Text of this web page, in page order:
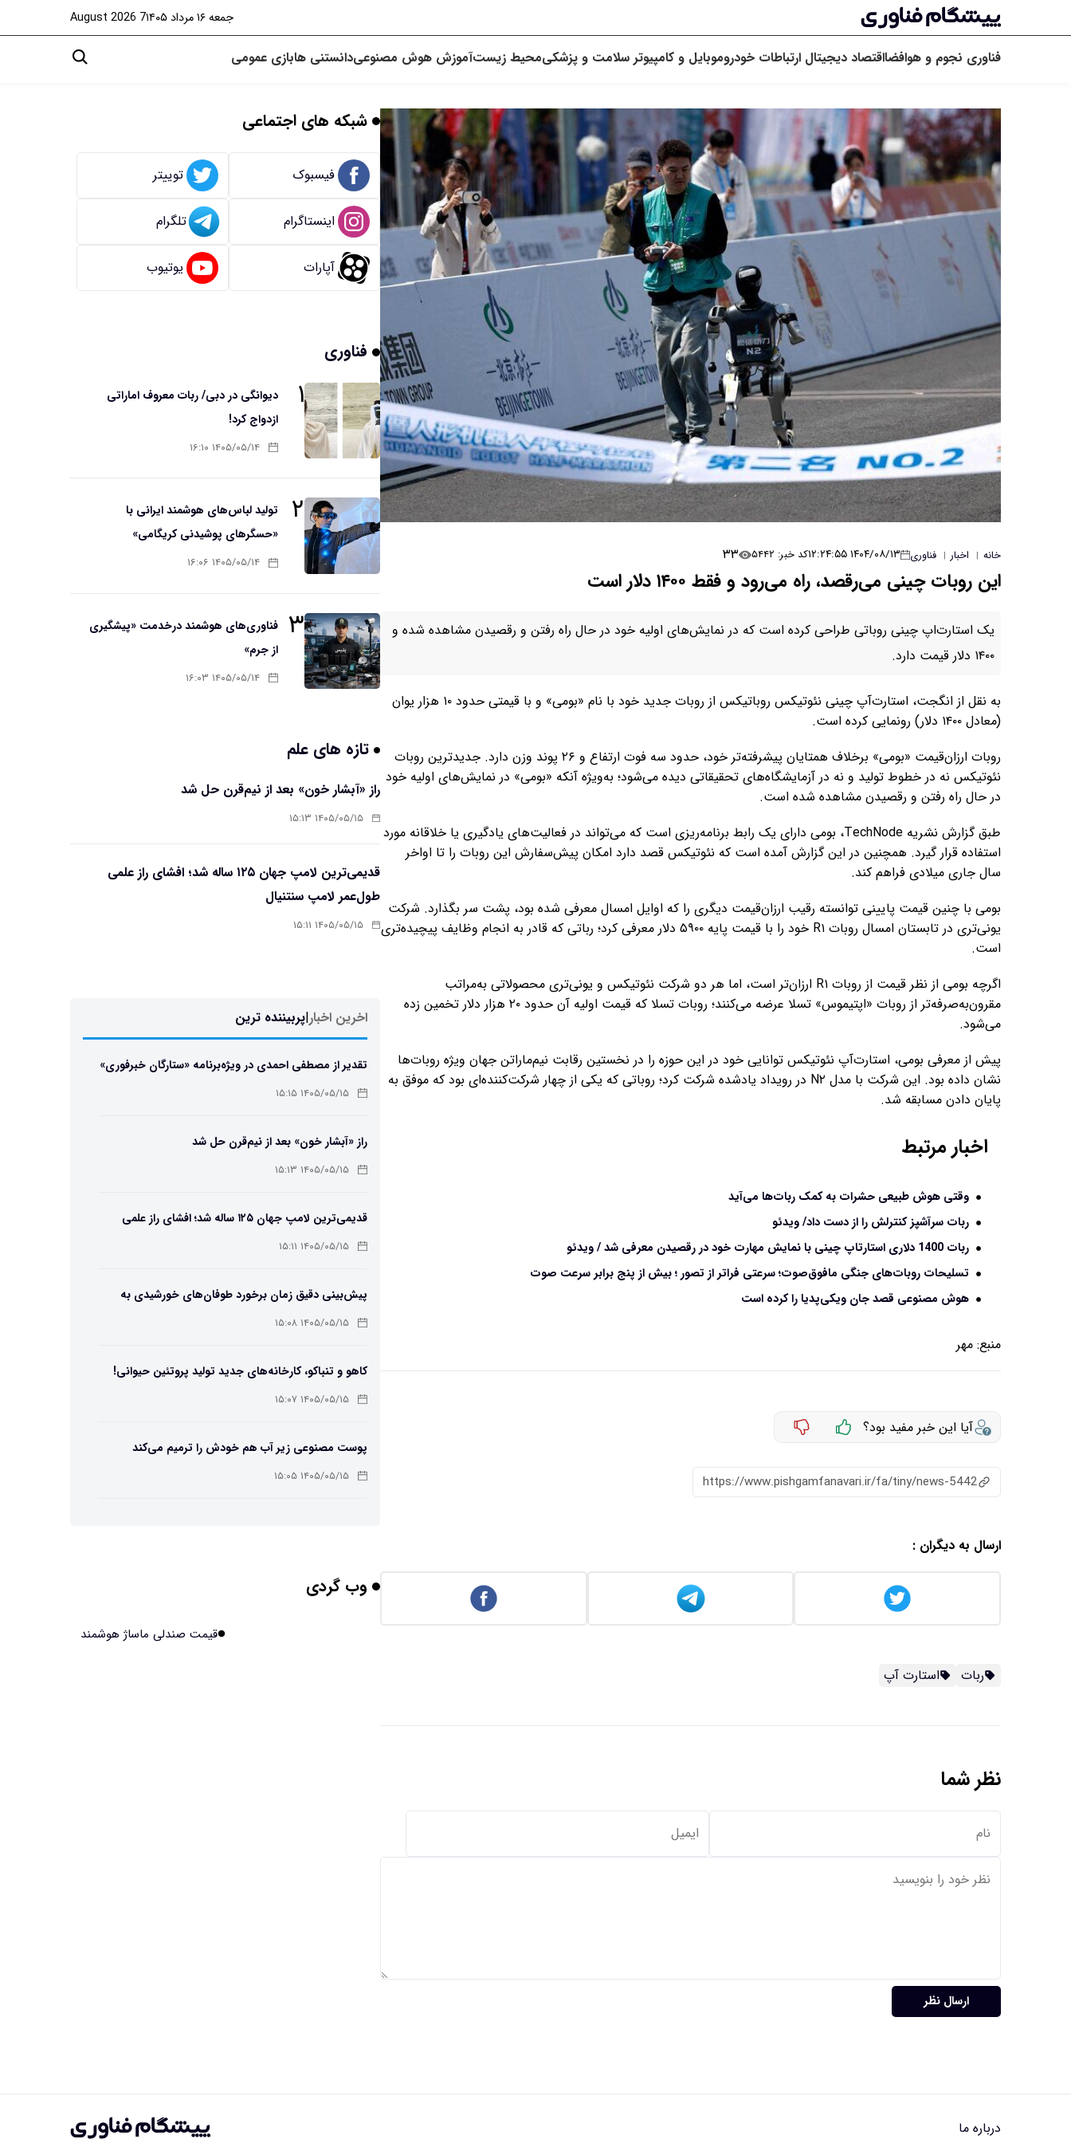
جمعه ۱۶ مرداد ۱۴۰۵ 7 August 2026
فناوری نجوم و هوافضااقتصاد دیجیتال ارتباطات خودروموبایل و کامپیوتر سلامت و پزشکیمحیط زیستآموزش هوش مصنوعیدانستنی هابازی عمومی
خانه | اخبار | فناوری ۱۴۰۴/۰۸/۱۳ ۱۲:۲۴:۵۵ کد خبر: ۵۴۴۲ ۳۳
این روبات چینی می‌رقصد، راه می‌رود و فقط ۱۴۰۰ دلار است
یک استارت‌اپ چینی روباتی طراحی کرده است که در نمایش‌های اولیه خود در حال راه رفتن و رقصیدن مشاهده شده و
۱۴۰۰ دلار قیمت دارد.
به نقل از انگجت، استارت‌آپ چینی نئوتیکس روباتیکس از روبات جدید خود با نام «بومی» و با قیمتی حدود ۱۰ هزار یوان
(معادل ۱۴۰۰ دلار) رونمایی کرده است.
روبات ارزان‌قیمت «بومی» برخلاف همتایان پیشرفته‌تر خود، حدود سه فوت ارتفاع و ۲۶ پوند وزن دارد. جدیدترین روبات
نئوتیکس نه در خطوط تولید و نه در آزمایشگاه‌های تحقیقاتی دیده می‌شود؛ به‌ویژه آنکه «بومی» در نمایش‌های اولیه خود
در حال راه رفتن و رقصیدن مشاهده شده است.
طبق گزارش نشریه TechNode، بومی دارای یک رابط برنامه‌ریزی است که می‌تواند در فعالیت‌های یادگیری یا خلاقانه مورد
استفاده قرار گیرد. همچنین در این گزارش آمده است که نئوتیکس قصد دارد امکان پیش‌سفارش این روبات را تا اواخر
سال جاری میلادی فراهم کند.
بومی با چنین قیمت پایینی توانسته رقیب ارزان‌قیمت دیگری را که اوایل امسال معرفی شده بود، پشت سر بگذارد. شرکت
یونی‌تری در تابستان امسال روبات R۱ خود را با قیمت پایه ۵۹۰۰ دلار معرفی کرد؛ رباتی که قادر به انجام وظایف پیچیده‌تری
است.
اگرچه بومی از نظر قیمت از روبات R۱ ارزان‌تر است، اما هر دو شرکت نئوتیکس و یونی‌تری محصولاتی به‌مراتب
مقرون‌به‌صرفه‌تر از روبات «اپتیموس» تسلا عرضه می‌کنند؛ روبات تسلا که قیمت اولیه آن حدود ۲۰ هزار دلار تخمین زده
می‌شود.
پیش از معرفی بومی، استارت‌آپ نئوتیکس توانایی خود در این حوزه را در نخستین رقابت نیم‌ماراتن جهان ویژه روبات‌ها
نشان داده بود. این شرکت با مدل N۲ در رویداد یادشده شرکت کرد؛ روباتی که یکی از چهار شرکت‌کننده‌ای بود که موفق به
پایان دادن مسابقه شد.
اخبار مرتبط
وقتی هوش طبیعی حشرات به کمک ربات‌ها می‌آید
ربات سرآشپز کنترلش را از دست داد/ ویدئو
ربات 1400 دلاری استارتاپ چینی با نمایش مهارت خود در رقصیدن معرفی شد / ویدئو
تسلیحات روبات‌های جنگی مافوق‌صوت؛ سرعتی فراتر از تصور ؛ بیش از پنج برابر سرعت صوت
هوش مصنوعی قصد جان ویکی‌پدیا را کرده است
منبع: مهر
آیا این خبر مفید بود؟
https://www.pishgamfanavari.ir/fa/tiny/news-5442
ارسال به دیگران :
ربات استارت آپ
نظر شما
ارسال نظر
شبکه های اجتماعی
فیسبوک توییتر
اینستاگرام تلگرام
آپارات یوتیوب
فناوری
۱
دیوانگی در دبی/ ربات معروف اماراتی
ازدواج کرد!
۱۴۰۵/۰۵/۱۴ ۱۶:۱۰
۲
تولید لباس‌های هوشمند ایرانی با
«حسگرهای پوشیدنی کریگامی»
۱۴۰۵/۰۵/۱۴ ۱۶:۰۶
۳ فناوری‌های هوشمند درخدمت «پیشگیری
از جرم»
۱۴۰۵/۰۵/۱۴ ۱۶:۰۳
تازه های علم
راز «آبشار خون» بعد از نیم‌قرن حل شد
۱۴۰۵/۰۵/۱۵ ۱۵:۱۳
قدیمی‌ترین لامپ جهان ۱۲۵ ساله شد؛ افشای راز علمی
طول‌عمر لامپ سنتنیال
۱۴۰۵/۰۵/۱۵ ۱۵:۱۱
اخرین اخبار|پربیننده ترین
تقدیر از مصطفی احمدی در ویژه‌برنامه «ستارگان خبرفوری»
۱۴۰۵/۰۵/۱۵ ۱۵:۱۵
راز «آبشار خون» بعد از نیم‌قرن حل شد
۱۴۰۵/۰۵/۱۵ ۱۵:۱۳
قدیمی‌ترین لامپ جهان ۱۲۵ ساله شد؛ افشای راز علمی
طول‌عمر لامپ سنتنیال
۱۴۰۵/۰۵/۱۵ ۱۵:۱۱
پیش‌بینی دقیق زمان برخورد طوفان‌های خورشیدی به
زمین ممکن شد
۱۴۰۵/۰۵/۱۵ ۱۵:۰۸
کاهو و تنباکو، کارخانه‌های جدید تولید پروتئین حیوانی!
۱۴۰۵/۰۵/۱۵ ۱۵:۰۷
پوست مصنوعی زیر آب هم خودش را ترمیم می‌کند
۱۴۰۵/۰۵/۱۵ ۱۵:۰۵
برنج فضایی چین به مرحله برداشت رسید
وب گردی
قیمت صندلی ماساژ هوشمند
درباره ما